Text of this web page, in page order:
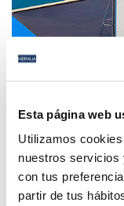
Esta página web
Utilizamos
nuestros servicios
con tus
partir de tus
Hidralia
ciudades
Anterior